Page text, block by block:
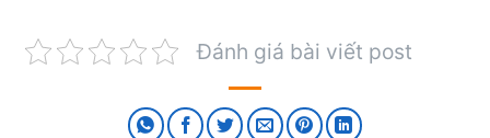
Đánh giá bài viết post